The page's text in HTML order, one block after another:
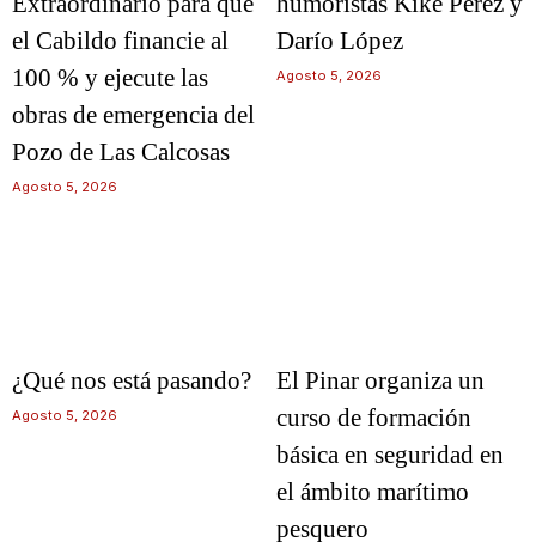
el Cabildo financie al
100 % y ejecute las
obras de emergencia del
Pozo de Las Calcosas
Agosto 5, 2026
Darío López
Agosto 5, 2026
¿Qué nos está pasando?
Agosto 5, 2026
El Pinar organiza un
curso de formación
básica en seguridad en
el ámbito marítimo
pesquero